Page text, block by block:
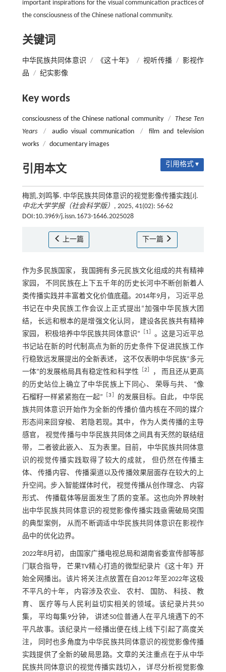
important inspirations for the visual communication practices of
the consciousness of the Chinese national community.
关键词
中华民族共同体意识 / 《这十年》 / 视听传播 / 影视作
品 / 纪实影像
Key words
consciousness of the Chinese national community /
These Ten
Years
/ audio visual communication /
film and television
works / documentary images
引用本文 引用格式 ▾
梅凯,刘鸣筝. 中华民族共同体意识的视觉影像传播实践[J].
中北大学学报（社会科学版） , 2025, 41(02): 56-62
DOI:10.3969/j.issn.1673-1646.2025028
上一篇 下一篇
作为多民族国家， 我国拥有多元民族文化组成的共有精神
家园， 不同民族在上下五千年的历史长河中不断创新着人
类传播实践并丰富着文化价值底蕴。2014年9月， 习近平总
书记在中央民族工作会议上正式提出“加强中华民族大团
结， 长远和根本的是增强文化认同， 建设各民族共有精神
家园， 积极培养中华民族共同体意识”
1
。这是习近平总
书记站在新的时代制高点为新的历史条件下促进民族工作
行稳致远发展提出的全新表述， 这不仅表明中华民族“多元
一体”的发展格局具有稳定性和科学性
2
， 而且还从更高
的历史站位上确立了中华民族上下同心、 荣辱与共、 “像
石榴籽一样紧紧抱在一起”
［3
的发展目标。自此， 中华民
族共同体意识开始作为全新的传播价值内核在不同的媒介
形态间来回穿梭、 若隐若现。其中， 作为人类传播的主导
感官， 视觉传播与中华民族共同体之间具有天然的联结纽
带， 二者彼此嵌入、 互为表里。目前， 中华民族共同体意
识的视觉传播实践取得了较大的成就， 但仍然在传播主
体、 传播内容、 传播渠道以及传播效果层面存在较大的上
升空间。步入智能媒体时代， 视觉传播从创作理念、 内容
形式、 传播载体等层面发生了质的变革。这也向外界映射
出中华民族共同体意识的视觉影像传播实践亟需破局突围
的典型案例， 从而不断调适中华民族共同体意识在影视作
品中的优化边界。
2022年8月初， 由国家广播电视总局和湖南省委宣传部等部
门联合指导， 芒果TV精心打造的微型纪录片《这十年》开
始全网播出。该片将关注点放置在自2012年至2022年这极
不平凡的十年， 内容涉及农业、 农村、 国防、 科技、 教
育、 医疗等与人民利益切实相关的领域。该纪录片共50
集， 平均每集9分钟， 讲述50位普通人在平凡境遇下的不
平凡故事。该纪录片一经播出便在线上线下引起了高度关
注， 同时也多角度为中华民族共同体意识的视觉影像传播
实践提供了全新的破局思路。文章的关注重点在于从中华
民族共同体意识的视觉传播实践切入， 详尽分析视觉影像